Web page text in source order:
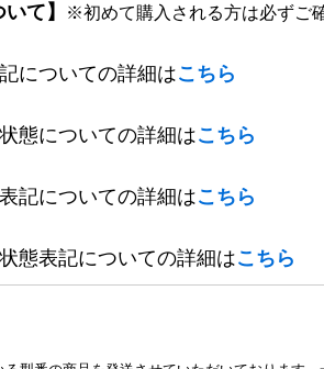
て】 ※初めて購入される方は必ずご
についての詳細はこちら
態についての詳細はこちら
記についての詳細はこちら
態表記についての詳細はこちら